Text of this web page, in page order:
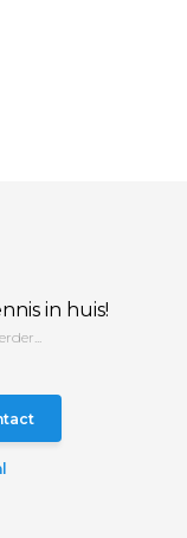
in huis!